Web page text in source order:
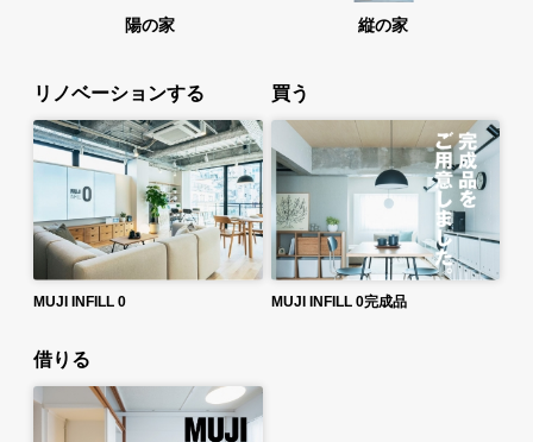
陽の家 縦の家
リノベーションする
MUJI INFILL 0
買う
MUJI INFILL 0完成品
借りる